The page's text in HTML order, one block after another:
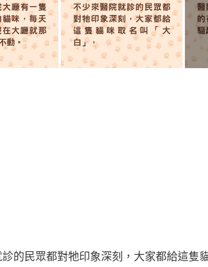
的民眾都對牠印象深刻，大家都給這隻